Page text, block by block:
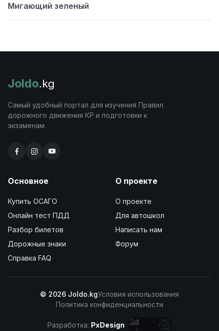
Мигающий зеленый
Joldo.kg
Самый удобный портал для изучения Правил
дорожного движения КР и подготовки к
экзаменам.
Основное
Купить ОСАГО
Онлайн тест ПДД
Разбор билетов
Дорожные знаки
Справка FAQ
О проекте
О проекте
Для автошкол
Написать нам
Форум
© 2026 Joldo.kgУсловия использования
Политика конфиденциальности
Разработка: PxDesign